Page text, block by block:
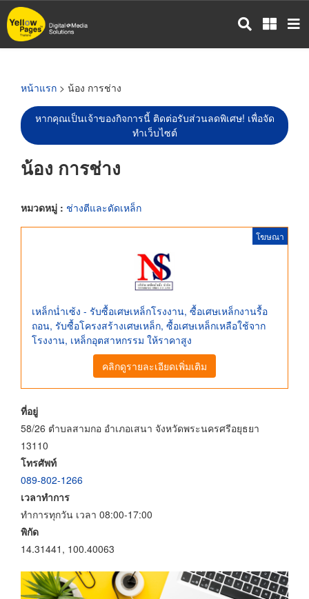
ข้าม
ไป
หน้าแรก > น้อง การช่าง
หากคุณเป็นเจ้าของกิจการนี้ ติดต่อรับส่วนลดพิเศษ! เพื่อจัด
ทำเว็บไซต์
น้อง การช่าง
หมวดหมู่ : ช่างตีและดัดเหล็ก
โฆษณา
เหล็กน่ำเซ้ง - รับซื้อเศษเหล็กโรงงาน, ซื้อเศษเหล็กงานรื้อ
ถอน, รับซื้อโครงสร้างเศษเหล็ก, ซื้อเศษเหล็กเหลือใช้จาก
โรงงาน, เหล็กอุตสาหกรรม ให้ราคาสูง
คลิกดูรายละเอียดเพิ่มเติม
ที่อยู่
58/26 ตำบลสามกอ อำเภอเสนา จังหวัดพระนครศรีอยุธยา
13110
โทรศัพท์
089-802-1266
เวลาทำการ
ทำการทุกวัน เวลา 08:00-17:00
พิกัด
14.31441, 100.40063